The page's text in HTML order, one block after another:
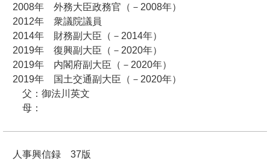
2008年 外務大臣政務官（－2008年）
2012年 衆議院議員
2014年 財務副大臣（－2014年）
2019年 復興副大臣（－2020年）
2019年 内閣府副大臣（－2020年）
2019年 国土交通副大臣（－2020年）
父：御法川英文
母：
人事興信録 37版